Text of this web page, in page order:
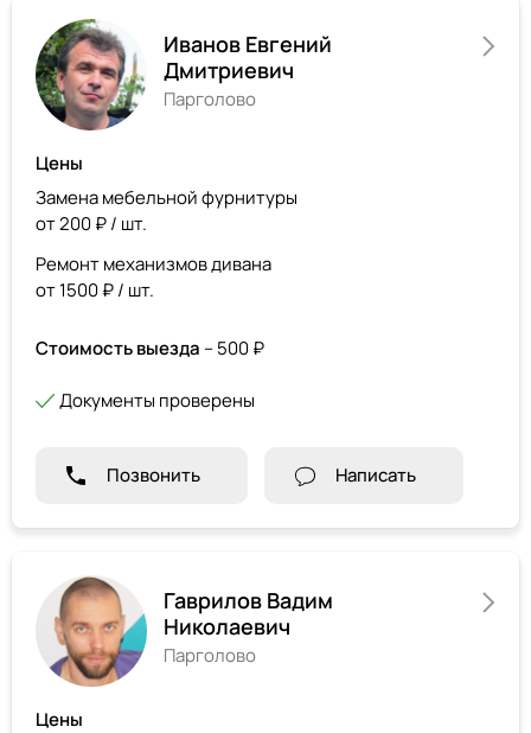
Иванов Евгений
Дмитриевич
Парголово
Цены
Замена мебельной фурнитуры
от 200 ₽ / шт.
Ремонт механизмов дивана
от 1500 ₽ / шт.
Стоимость выезда – 500 ₽
Документы проверены
Позвонить Написать
Гаврилов Вадим
Николаевич
Парголово
Цены